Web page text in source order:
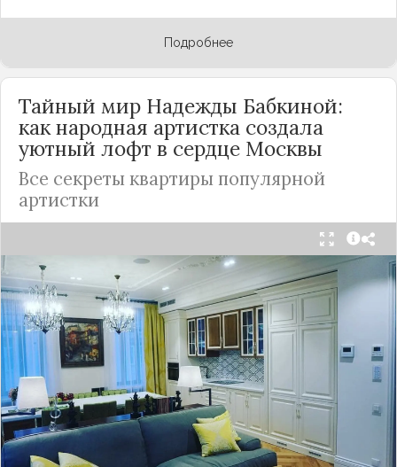
Подробнее
Тайный мир Надежды Бабкиной:
как народная артистка создала
уютный лофт в сердце Москвы
Все секреты квартиры популярной
артистки
Народная артисткаРоссииНадежда Бабкина,
известная своей любовью к традиционному
стилю и народной эстетике, удивила
поклонников, выбрав для своей новой
московской квартиры современный стиль лофт.
Это решение стало настоящим откровением,
демонстрирующим её умение сочетать классику
и актуальные тенденции. Подробности о
проекте раскрывает канал “DOMEO | РЕМОНТ
КВАРТИР | НЕДВИЖИМОСТЬ” 2.